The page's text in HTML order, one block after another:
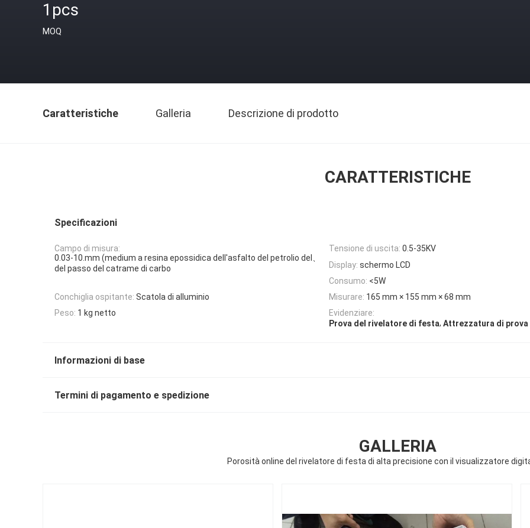
1pcs
MOQ
Caratteristiche Galleria Descrizione di prodotto
CARATTERISTICHE
Specificazioni
Campo di misura:
0.03-10.mm (medium a resina epossidica dell'asfalto del petrolio del、
del passo del catrame di carbo
Tensione di uscita: 0.5-35KV
Display: schermo LCD
Consumo: <5W
Conchiglia ospitante: Scatola di alluminio Misurare: 165 mm × 155 mm × 68 mm
Peso: 1 kg netto
Evidenziare:
Prova del rivelatore di festa, Attrezzatura di
Informazioni di base
Termini di pagamento e spedizione
GALLERIA
Porosità online del rivelatore di festa di alta precisione con il visualizzatore